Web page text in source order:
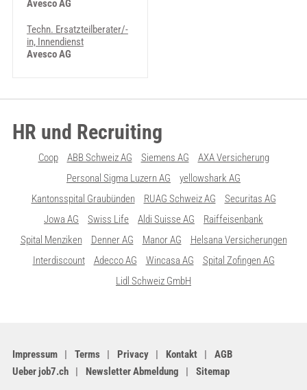
Avesco AG
Techn. Ersatzteilberater/-
in, Innendienst
Avesco AG
HR und Recruiting
Coop ABB Schweiz AG Siemens AG
AXA Versicherung
Personal Sigma Luzern AG
yellowshark AG
Kantonsspital Graubünden
RUAG Schweiz AG
Securitas AG
Jowa AG
Swiss Life Aldi Suisse AG
Raiffeisenbank
Spital Menziken
Denner AG Manor AG
Helsana Versicherungen
Interdiscount
Adecco AG Wincasa AG
Spital Zofingen AG
Lidl Schweiz GmbH
Impressum Terms Privacy Kontakt
AGB
Ueber job7.ch
Newsletter Abmeldung Sitemap